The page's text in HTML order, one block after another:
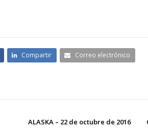
Compartir Correo electrónico
ALASKA – 22 de octubre de 2016